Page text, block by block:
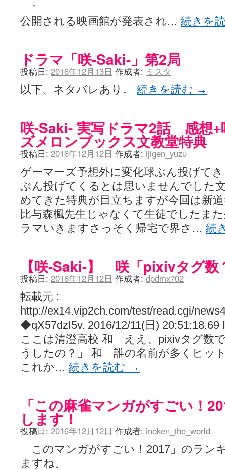
↑
公開される映画館が発表され… 続きを
ドラマ「咲-Saki-」第2局
投稿日: 2016年12月13日 作成者: ミスタ
以下、ネタバレあり。 続きを読む →
咲-Saki- 実写ドラマ2話 感想+
ズメロンブックス文教堂特典
投稿日: 2016年12月12日 作成者: ijigen_yuzu
ゲーマーズ予想外に変化球ぶん投げて
ぶん投げてくるとは思いませんでした
めてきた特典が目立ちますが今回は新
比与森楓先生じゃなくて生徒でしたま
ラマいきますさっそく帰宅で界さ… 続
【咲-Saki-】 咲「pixivタグ数
投稿日: 2016年12月12日 作成者: dpdmx702
転載元 :
http://ex14.vip2ch.com/test/read.cgi/
◆qX57dzI5v. 2016/12/11(日) 20:51:18.69
ここは清澄高校 和「ええ、pixivタグ数
うしたの？」 和「誰の名前が多くヒッ
これか… 続きを読む →
「この麻雀マンガがすごい！
します！
投稿日: 2016年12月12日 作成者: inoken_the_world
「このマンガがすごい！2017」のラン
ますね。